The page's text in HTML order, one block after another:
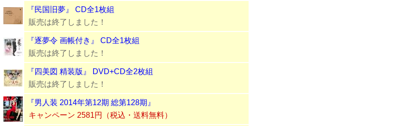
『民国旧夢』 CD全1枚組
販売は終了しました！
『逐夢令 画帳付き』 CD全1枚組
販売は終了しました！
『四美図 精装版』 DVD+CD全2枚組
販売は終了しました！
『男人装 2014年第12期 総第128期』
キャンペーン 2581円（税込・送料無料）